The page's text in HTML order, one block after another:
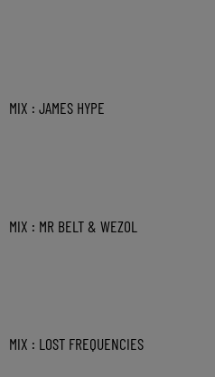
MIX : JAMES HYPE
MIX : MR BELT & WEZOL
MIX : LOST FREQUENCIES